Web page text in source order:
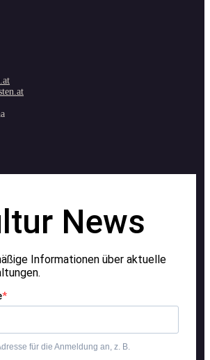
News
Informationen über aktuelle
für die Anmeldung an, z. B.